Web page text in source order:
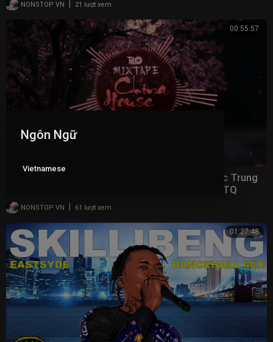
NONSTOP VN 21 lượt xem
00:55:57
Mixtape China House 2021 - DJ TiLo Mix - Nhạc Trung
Quốc Nonstop Phiêu 9 Tầng Mây - Nhạc tiktok TQ
NONSTOP VN 61 lượt xem
01:27:48
Ngôn Ngữ
Vietnamese